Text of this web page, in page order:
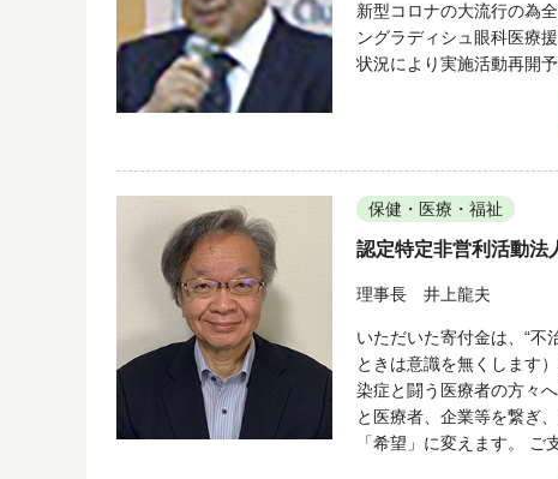
新型コロナの大流行の為
ングラディシュ眼科医療
状況により実施活動再開予
保健・医療・福祉
認定特定非営利活動法
理事長 井上龍夫
いただいた寄付金は、“不
ときは意識を無くします
染症と闘う医療者の方々
と医療者、企業等を繋ぎ
「希望」に変えます。 ご